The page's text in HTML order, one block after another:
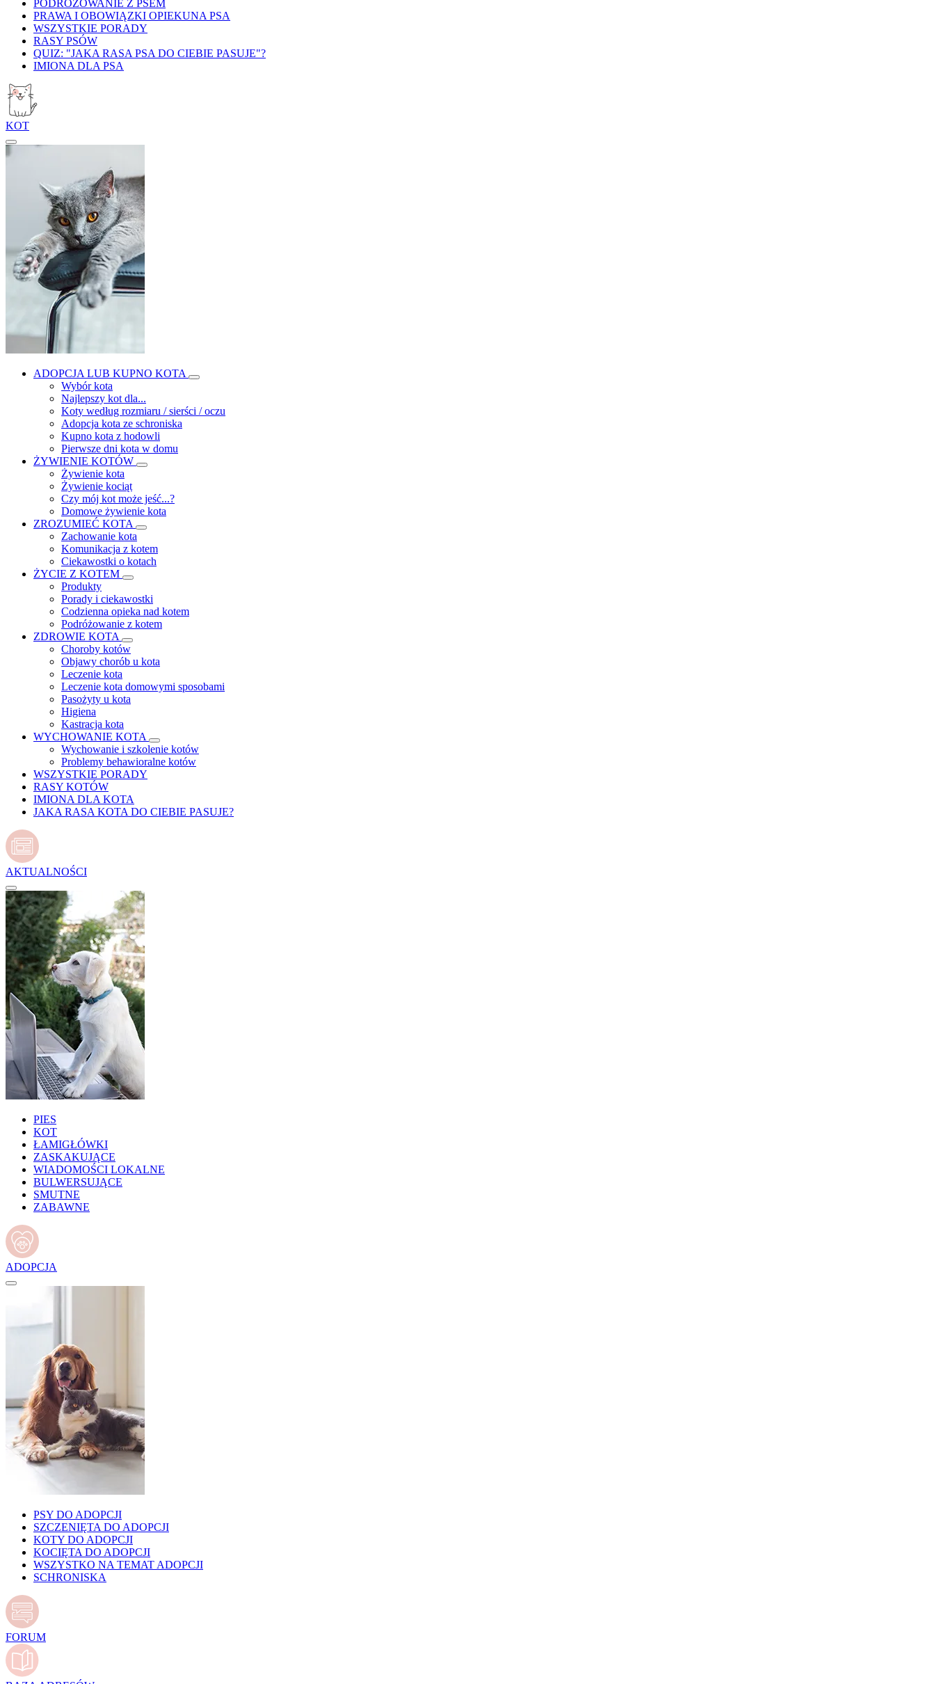
PODRÓŻOWANIE Z PSEM
PRAWA I OBOWIĄZKI OPIEKUNA PSA
WSZYSTKIE PORADY
RASY PSÓW
QUIZ: "JAKA RASA PSA DO CIEBIE PASUJE"?
IMIONA DLA PSA
KOT
ADOPCJA LUB KUPNO KOTA
Wybór kota
Najlepszy kot dla...
Koty według rozmiaru / sierści / oczu
Adopcja kota ze schroniska
Kupno kota z hodowli
Pierwsze dni kota w domu
ŻYWIENIE KOTÓW
Żywienie kota
Żywienie kociąt
Czy mój kot może jeść...?
Domowe żywienie kota
ZROZUMIEĆ KOTA
Zachowanie kota
Komunikacja z kotem
Ciekawostki o kotach
ŻYCIE Z KOTEM
Produkty
Porady i ciekawostki
Codzienna opieka nad kotem
Podróżowanie z kotem
ZDROWIE KOTA
Choroby kotów
Objawy chorób u kota
Leczenie kota
Leczenie kota domowymi sposobami
Pasożyty u kota
Higiena
Kastracja kota
WYCHOWANIE KOTA
Wychowanie i szkolenie kotów
Problemy behawioralne kotów
WSZYSTKIE PORADY
RASY KOTÓW
IMIONA DLA KOTA
JAKA RASA KOTA DO CIEBIE PASUJE?
AKTUALNOŚCI
PIES
KOT
ŁAMIGŁÓWKI
ZASKAKUJĄCE
WIADOMOŚCI LOKALNE
BULWERSUJĄCE
SMUTNE
ZABAWNE
ADOPCJA
PSY DO ADOPCJI
SZCZENIĘTA DO ADOPCJI
KOTY DO ADOPCJI
KOCIĘTA DO ADOPCJI
WSZYSTKO NA TEMAT ADOPCJI
SCHRONISKA
FORUM